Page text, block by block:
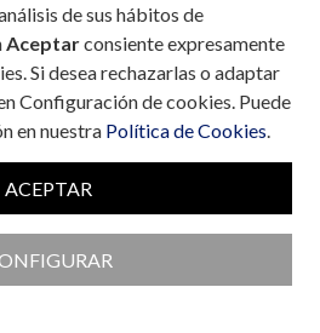
de sus hábitos de
Aceptarconsiente expresamente
Si desea rechazarlas o adaptar
Configuración de cookies. Puede
en nuestra Política de Cookies.
ACEPTAR
la Fundación